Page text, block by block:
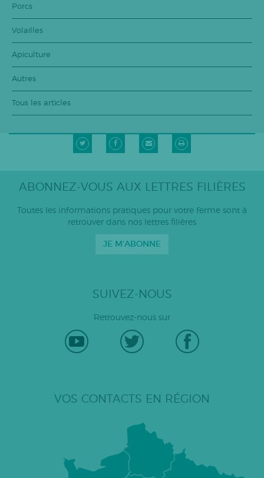
Porcs
Volailles
Apiculture
Autres
Tous les articles
ABONNEZ-VOUS AUX LETTRES FILIÈRES
Toutes les informations pratiques pour votre ferme sont à
retrouver dans nos lettres filières
JE M'ABONNE
SUIVEZ-NOUS
Retrouvez-nous sur
VOS CONTACTS EN RÉGION